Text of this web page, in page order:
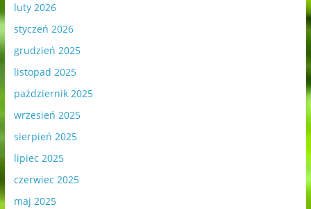
luty 2026
styczeń 2026
grudzień 2025
listopad 2025
październik 2025
wrzesień 2025
sierpień 2025
lipiec 2025
czerwiec 2025
maj 2025